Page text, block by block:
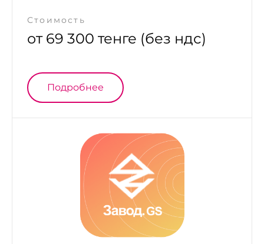
Стоимость
от 69 300 тенге (без ндс)
Подробнее